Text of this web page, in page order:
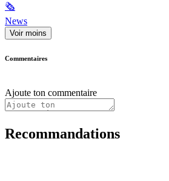
🗞
News
Voir moins
Commentaires
Ajoute ton commentaire
Recommandations